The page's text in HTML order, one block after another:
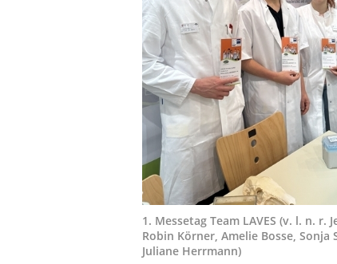
1. Messetag Team LAVES (v. l. n. r.
Robin Körner, Amelie Bosse, Sonja
Juliane Herrmann)